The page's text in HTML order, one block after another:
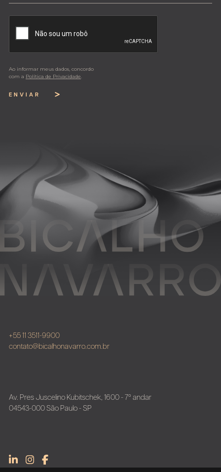
Ao informar meus dados, concordo
com a Política de Privacidade.
ENVIAR
+55 11 3511-9900
contato@bicalhonavarro.com.br
Av. Pres Juscelino Kubitschek, 1600 - 7º andar
04543-000 São Paulo - SP